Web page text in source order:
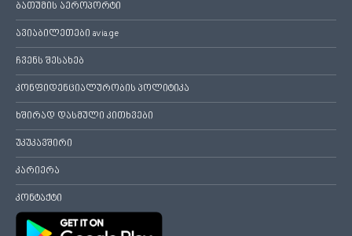
ბათუმის აეროპორტი
ავიაბილეთები avia.ge
ჩვენს შესახებ
კონფიდენციალურობის პოლიტიკა
ხშირად დასმული კითხვები
უკუკავშირი
კარიერა
კონტაქტი